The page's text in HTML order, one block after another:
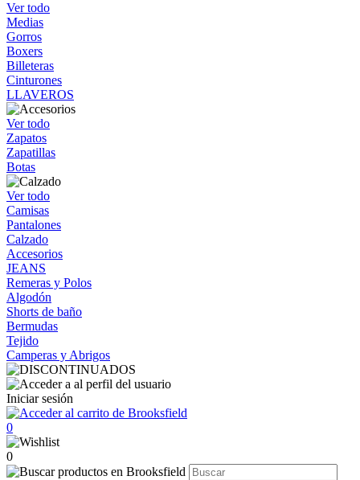
Ver todo
Medias
Gorros
Boxers
Billeteras
Cinturones
LLAVEROS
Ver todo
Zapatos
Zapatillas
Botas
Ver todo
Camisas
Pantalones
Calzado
Accesorios
JEANS
Remeras y Polos
Algodón
Shorts de baño
Bermudas
Tejido
Camperas y Abrigos
Iniciar sesión
0
0